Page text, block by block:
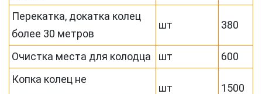
Перекатка, докатка колец
более 30 метров
шт 380
Очистка места для колодца шт
600
Копка колец не
шт 1500